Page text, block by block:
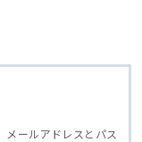
メールアドレスとパス